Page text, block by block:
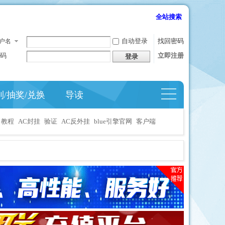
全站搜索
名 自动登录
找回密码
登录 立即注册
/抽奖/兑换 导读
教程 AC封挂 验证 AC反外挂 blue引擎官网 客户端